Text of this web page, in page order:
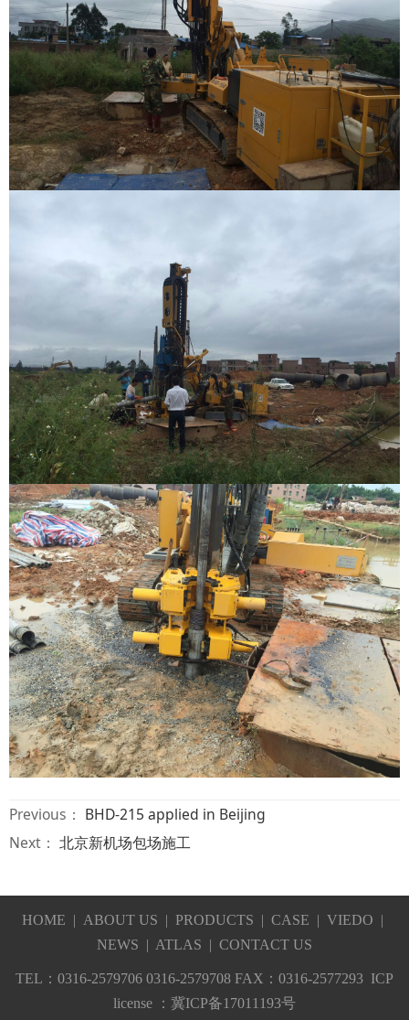
Previous： BHD-215 applied in Beijing
Next： 北京新机场包场施工
HOME | ABOUT US | PRODUCTS | CASE | VIEDO |
NEWS | ATLAS | CONTACT US
TEL：0316-2579706 0316-2579708 FAX：0316-2577293 ICP
license ： 冀ICP备17011193号